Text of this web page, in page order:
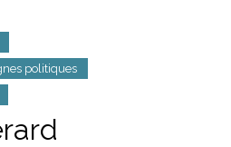
politiques